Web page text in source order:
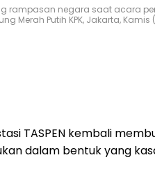
rampasan negara saat acara
Merah Putih KPK, Jakarta, Kamis
TASPEN kembali
dalam bentuk yang